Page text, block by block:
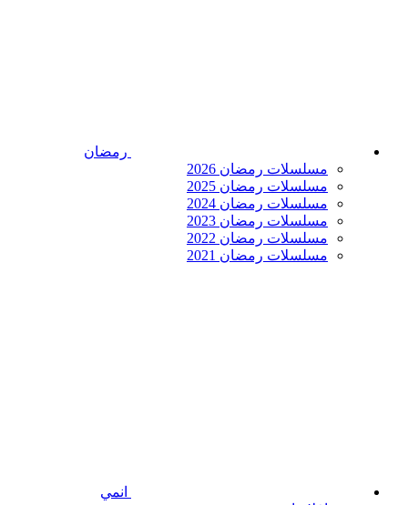
رمضان
مسلسلات رمضان 2026
مسلسلات رمضان 2025
مسلسلات رمضان 2024
مسلسلات رمضان 2023
مسلسلات رمضان 2022
مسلسلات رمضان 2021
انمي